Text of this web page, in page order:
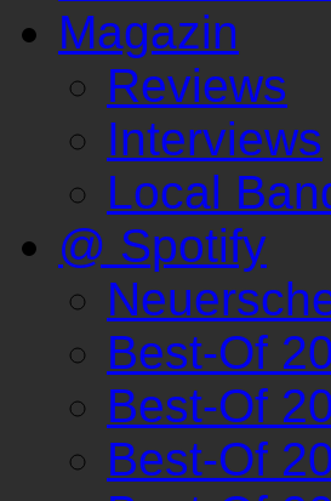
Magazin
Reviews
Interviews
Local
@ Spotify
Best-Of
Best-Of
Best-Of